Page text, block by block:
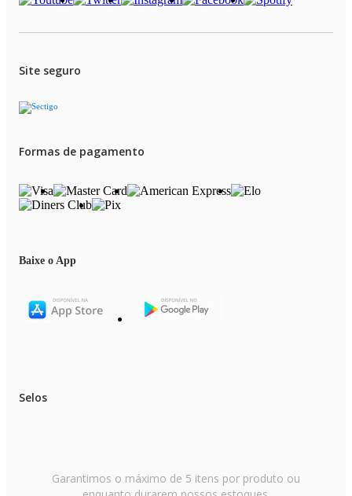
Site seguro
Formas de pagamento
Baixe o App
Selos
Garantimos o máximo de 5 itens por produto ou